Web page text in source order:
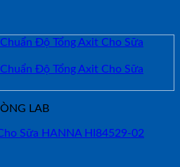
LAB
Sữa HANNA HI84529-02